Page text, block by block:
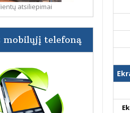
atsiliepimai
mobilųjį telefoną